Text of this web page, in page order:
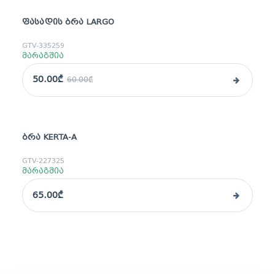
sale
ᲤᲐᲡᲐᲓᲘᲡ ᲑᲠᲐ LARGO
GTV-335259
მარაგშია
50.00₾ 60.00₾
ᲑᲠᲐ KERTA-A
GTV-227325
მარაგშია
65.00₾